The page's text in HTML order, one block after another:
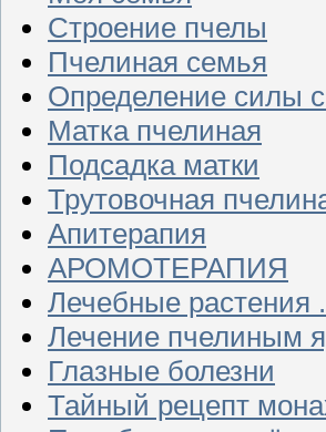
Строение пчелы
Пчелиная семья
Определение силы
Матка пчелиная
Подсадка матки
Трутовочная
Апитерапия
АРОМОТЕРАПИЯ
Лечебные растения
Лечение пчелиным
Глазные болезни
Тайный рецепт